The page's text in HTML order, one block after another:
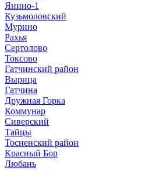
Янино-1
Кузьмоловский
Мурино
Рахья
Сертолово
Токсово
Гатчинский район
Вырица
Гатчина
Дружная Горка
Коммунар
Сиверский
Тайцы
Тосненский район
Красный Бор
Любань